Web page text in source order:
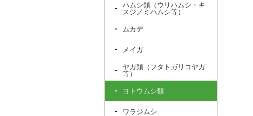
ハムシ類（ウリハムシ・キ
スジノミハムシ等）
ムカデ
メイガ
ヤガ類（フタトガリコヤガ
等）
ヨトウムシ類
ワラジムシ